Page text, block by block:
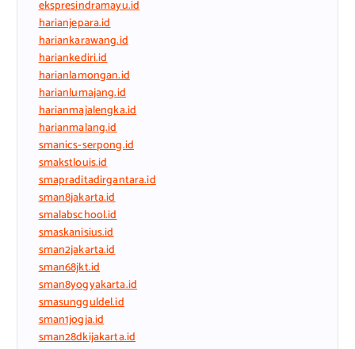
ekspresindramayu.id
harianjepara.id
hariankarawang.id
hariankediri.id
harianlamongan.id
harianlumajang.id
harianmajalengka.id
harianmalang.id
smanics-serpong.id
smakstlouis.id
smapraditadirgantara.id
sman8jakarta.id
smalabschool.id
smaskanisius.id
sman2jakarta.id
sman68jkt.id
sman8yogyakarta.id
smasungguldel.id
sman1jogja.id
sman28dkijakarta.id